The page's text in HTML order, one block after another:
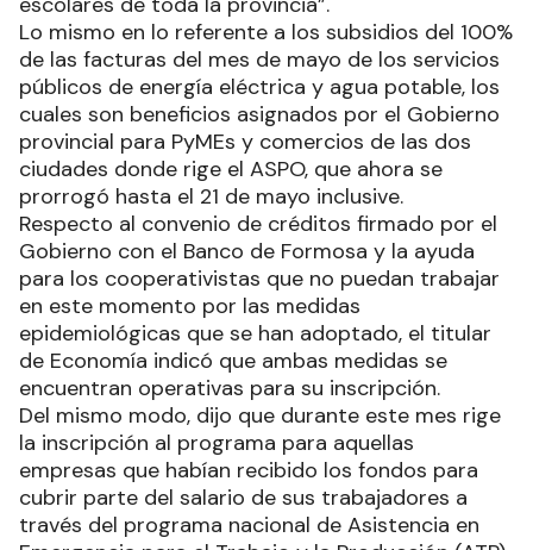
Lo mismo en lo referente a los subsidios del 100%
de las facturas del mes de mayo de los servicios
públicos de energía eléctrica y agua potable, los
cuales son beneficios asignados por el Gobierno
provincial para PyMEs y comercios de las dos
ciudades donde rige el ASPO, que ahora se
prorrogó hasta el 21 de mayo inclusive.
Respecto al convenio de créditos firmado por el
Gobierno con el Banco de Formosa y la ayuda
para los cooperativistas que no puedan trabajar
en este momento por las medidas
epidemiológicas que se han adoptado, el titular
de Economía indicó que ambas medidas se
encuentran operativas para su inscripción.
Del mismo modo, dijo que durante este mes rige
la inscripción al programa para aquellas
empresas que habían recibido los fondos para
cubrir parte del salario de sus trabajadores a
través del programa nacional de Asistencia en